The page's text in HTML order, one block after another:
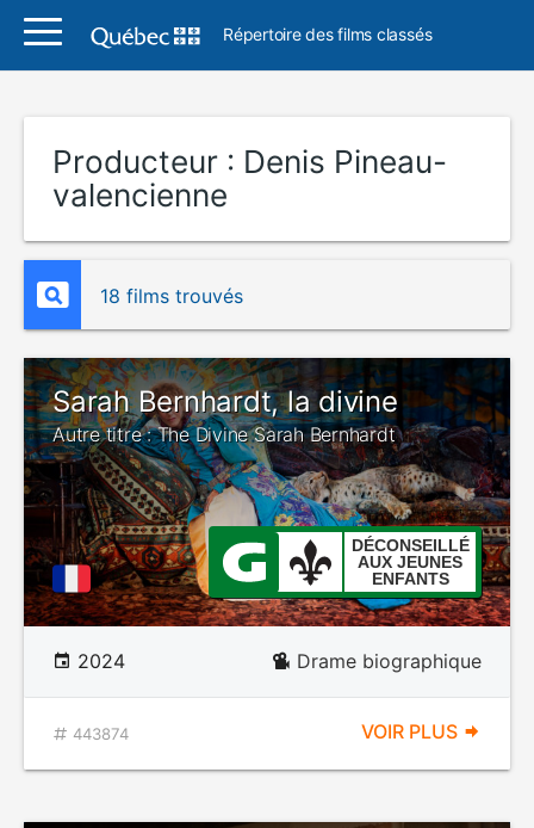
Répertoire des films classés
Producteur : Denis Pineau-
valencienne
18 films trouvés
Sarah Bernhardt, la divine
Autre titre : The Divine Sarah Bernhardt
DÉCONSEILLÉ
AUX JEUNES
ENFANTS
2024 Drame biographique
443874 VOIR PLUS